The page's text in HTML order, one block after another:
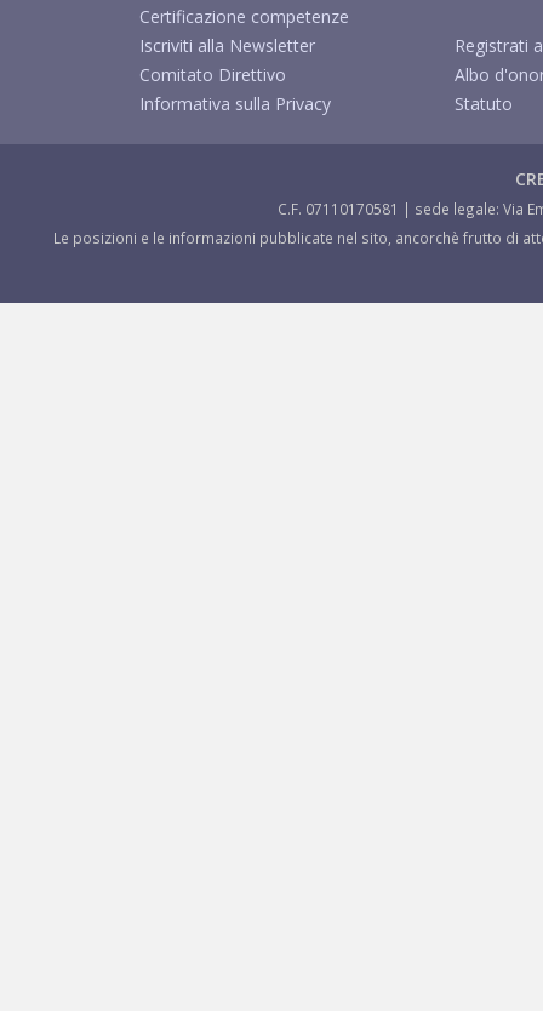
Certificazione competenze
Iscriviti alla Newsletter
Registrati
Comitato Direttivo
Albo
Informativa sulla Privacy
Statuto
C.F. 07110170581 | sede legale: Via
Le posizioni e le informazioni pubblicate nel sito, ancorchè frutto di